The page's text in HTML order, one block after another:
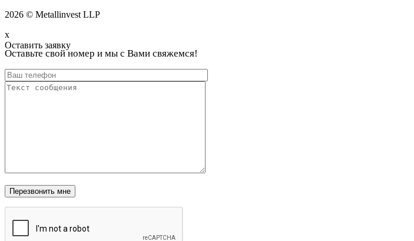
2026 © Metallinvest LLP
x
Оставить заявку
Оставьте свой номер и мы с Вами свяжемся!